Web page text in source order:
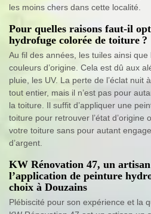
les moins chers dans cette localité.
Pour quelles raisons faut-il
hydrofuge colorée de toiture ?
Au fil des années, les tuiles ainsi
couleurs d’origine. Cela est dû aux
pluie, les UV. La perte de l’éclat nuit
tout entier, mais il n’est pas pour
la toiture. Il suffit d’appliquer une
toiture pour retrouver l’état d’origine
votre toiture sans pour autant
d’argent.
KW Rénovation 47, un
l’application de peinture
choix à Douzains
Plébiscité pour son expérience et la